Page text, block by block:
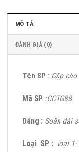
MÔ TẢ
ĐÁNH GIÁ (0)
Tên SP : Cặp
Mã SP :CCTG88
Dáng : Soăn dài
Loại SP : loại 1-